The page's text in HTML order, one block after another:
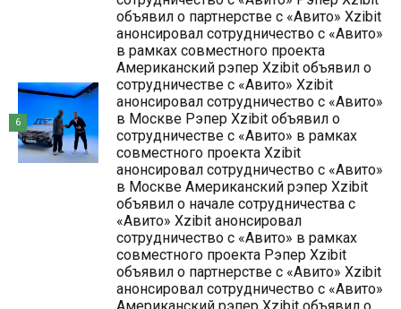
объявил о партнерстве с «Авито» Xzibit
анонсировал сотрудничество с «Авито»
в рамках совместного проекта
Американский рэпер Xzibit объявил о
сотрудничестве с «Авито» Xzibit
анонсировал сотрудничество с «Авито»
в Москве Рэпер Xzibit объявил о
сотрудничестве с «Авито» в рамках
совместного проекта Xzibit
анонсировал сотрудничество с «Авито»
в Москве Американский рэпер Xzibit
объявил о начале сотрудничества с
«Авито» Xzibit анонсировал
сотрудничество с «Авито» в рамках
совместного проекта Рэпер Xzibit
объявил о партнерстве с «Авито» Xzibit
анонсировал сотрудничество с «Авито»
6